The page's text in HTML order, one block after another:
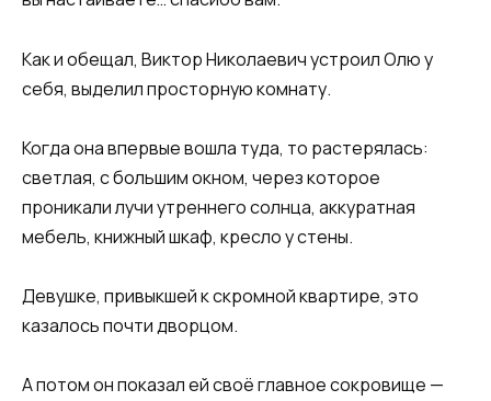
Как и обещал, Виктор Николаевич устроил Олю у
себя, выделил просторную комнату.
Когда она впервые вошла туда, то растерялась:
светлая, с большим окном, через которое
проникали лучи утреннего солнца, аккуратная
мебель, книжный шкаф, кресло у стены.
Девушке, привыкшей к скромной квартире, это
казалось почти дворцом.
А потом он показал ей своё главное сокровище —